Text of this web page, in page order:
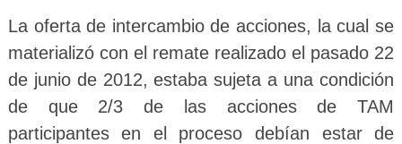
La oferta de intercambio de acciones, la cual se
materializó con el remate realizado el pasado 22
de junio de 2012, estaba sujeta a una condición
de que 2/3 de las acciones de TAM
participantes en el proceso debían estar de